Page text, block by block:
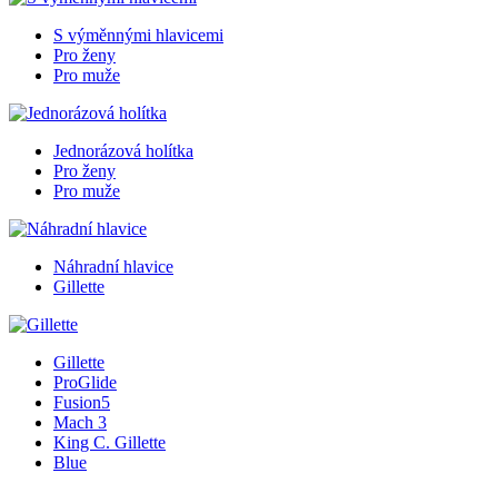
S výměnnými hlavicemi
Pro ženy
Pro muže
Jednorázová holítka
Pro ženy
Pro muže
Náhradní hlavice
Gillette
Gillette
ProGlide
Fusion5
Mach 3
King C. Gillette
Blue